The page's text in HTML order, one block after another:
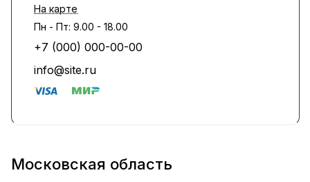
На карте
Пн - Пт: 9.00 - 18.00
+7 (000) 000-00-00
info@site.ru
Московская область